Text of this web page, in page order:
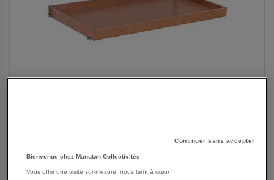
Les avantages
Bac pour chariot à étagères
Continuer sans accepter
Bienvenue chez Manutan Collectivités
Vous offrir une visite sur-mesure, nous tient à cœur !